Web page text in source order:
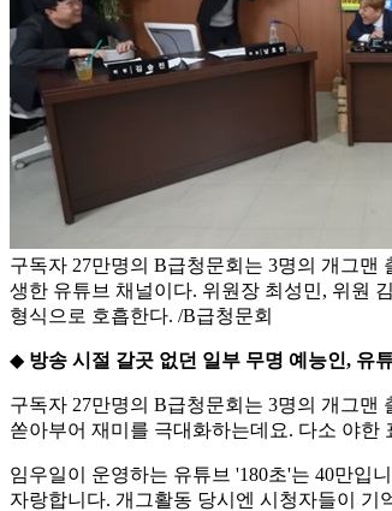
구독자 27만명의 B급청문회는 3명의 개그
생한 유튜브 채널이다. 위원장 최성민, 위원
형식으로 호흡한다. /B급청문회
◆ 방송 시절 갈곳 없던 일부 무명 예능인, 유
구독자 27만명의 B급청문회는 3명의 개그
쏟아부어 재미를 극대화하는데요. 다소 야
임우일이 운영하는 유튜브 '180초'는 40만입
자랑합니다. 개그활동 당시엔 시청자들이